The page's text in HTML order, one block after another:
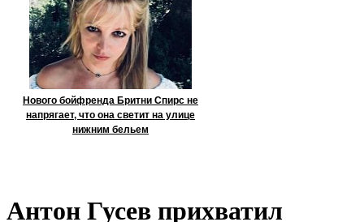
Нового бойфренда Бритни Спирс не
напрягает, что она светит на улице
нижним бельем
Антон Гусев прихватил